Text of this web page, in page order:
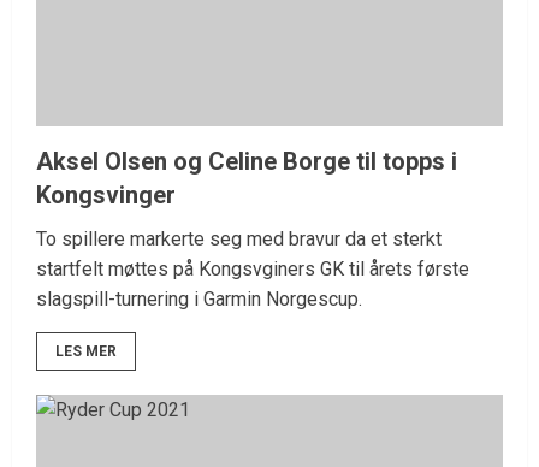
Aksel Olsen og Celine Borge til topps i
Kongsvinger
To spillere markerte seg med bravur da et sterkt
startfelt møttes på Kongsvginers GK til årets første
slagspill-turnering i Garmin Norgescup.
LES MER